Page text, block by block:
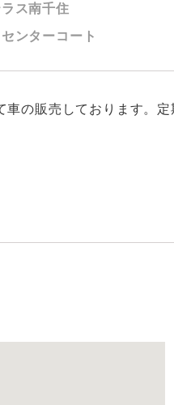
ス南千住
ンターコート
車の販売しております。定